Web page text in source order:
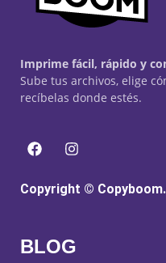
Imprime fácil, rápido y
Sube tus archivos, elige
recíbelas donde estés.
Copyright ©
BLOG